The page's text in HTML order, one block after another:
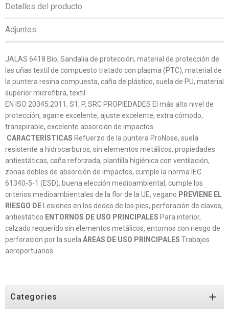
Detalles del producto
Adjuntos
JALAS 6418 Bio, Sandalia de protección, material de protección de
las uñas textil de compuesto tratado con plasma (PTC), material de
la puntera resina compuesta, caña de plástico, suela de PU, material
superior microfibra, textil
EN ISO 20345:2011, S1, P, SRC PROPIEDADES El más alto nivel de
protección, agarre excelente, ajuste excelente, extra cómodo,
transpirable, excelente absorción de impactos
CARACTERÍSTICAS Refuerzo de la puntera ProNose, suela
resistente a hidrocarburos, sin elementos metálicos, propiedades
antiestáticas, caña reforzada, plantilla higiénica con ventilación,
zonas dobles de absorción de impactos, cumple la norma IEC
61340-5-1 (ESD), buena elección medioambiental, cumple los
criterios medioambientales de la flor de la UE, vegano PREVIENE EL
RIESGO DE Lesiones en los dedos de los pies, perforación de clavos,
antiestático ENTORNOS DE USO PRINCIPALES Para interior,
calzado requerido sin elementos metálicos, entornos con riesgo de
perforación por la suela ÁREAS DE USO PRINCIPALES Trabajos
aeroportuarios
Categories 